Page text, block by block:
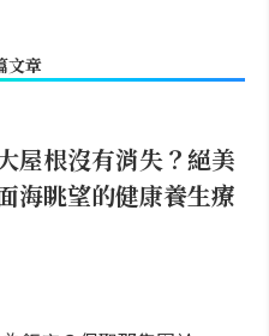
文章
屋根沒有消失？絕美
海眺望的健康養生療